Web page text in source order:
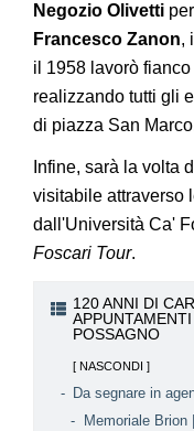
Negozio Olivetti
Francesco Zanon,
il 1958 lavorò
realizzando tutti gli
di piazza San
Infine, sarà la volta
visitabile attraverso
dall'Università Ca'
Foscari Tour.
120 ANNI DI
POSSAGNO
Da segnare in
Memoriale Brion